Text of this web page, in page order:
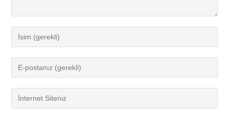
Enter
your
name
comment
Enter
your
email
address
Enter
your